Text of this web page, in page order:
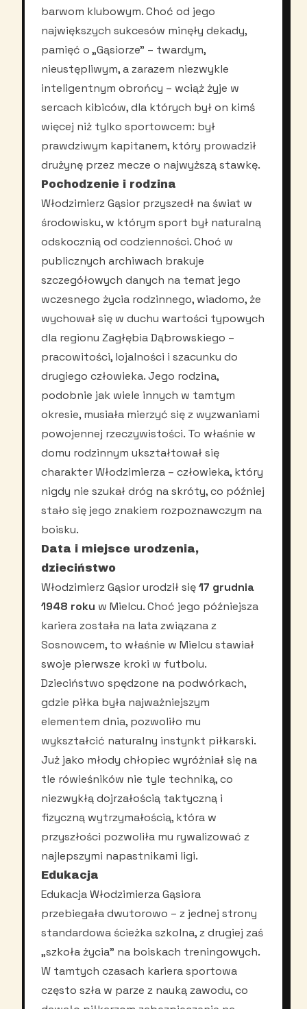
barwom klubowym. Choć od jego
największych sukcesów minęły dekady,
pamięć o „Gąsiorze” – twardym,
nieustępliwym, a zarazem niezwykle
inteligentnym obrońcy – wciąż żyje w
sercach kibiców, dla których był on kimś
więcej niż tylko sportowcem: był
prawdziwym kapitanem, który prowadził
drużynę przez mecze o najwyższą stawkę.
Pochodzenie i rodzina
Włodzimierz Gąsior przyszedł na świat w
środowisku, w którym sport był naturalną
odskocznią od codzienności. Choć w
publicznych archiwach brakuje
szczegółowych danych na temat jego
wczesnego życia rodzinnego, wiadomo, że
wychował się w duchu wartości typowych
dla regionu Zagłębia Dąbrowskiego –
pracowitości, lojalności i szacunku do
drugiego człowieka. Jego rodzina,
podobnie jak wiele innych w tamtym
okresie, musiała mierzyć się z wyzwaniami
powojennej rzeczywistości. To właśnie w
domu rodzinnym ukształtował się
charakter Włodzimierza – człowieka, który
nigdy nie szukał dróg na skróty, co później
stało się jego znakiem rozpoznawczym na
boisku.
Data i miejsce urodzenia,
dzieciństwo
Włodzimierz Gąsior urodził się17 grudnia
1948 roku w Mielcu. Choć jego późniejsza
kariera została na lata związana z
Sosnowcem, to właśnie w Mielcu stawiał
swoje pierwsze kroki w futbolu.
Dzieciństwo spędzone na podwórkach,
gdzie piłka była najważniejszym
elementem dnia, pozwoliło mu
wykształcić naturalny instynkt piłkarski.
Już jako młody chłopiec wyróżniał się na
tle rówieśników nie tyle techniką, co
niezwykłą dojrzałością taktyczną i
fizyczną wytrzymałością, która w
przyszłości pozwoliła mu rywalizować z
najlepszymi napastnikami ligi.
Edukacja
Edukacja Włodzimierza Gąsiora
przebiegała dwutorowo – z jednej strony
standardowa ścieżka szkolna, z drugiej zaś
„szkoła życia” na boiskach treningowych.
W tamtych czasach kariera sportowa
często szła w parze z nauką zawodu, co